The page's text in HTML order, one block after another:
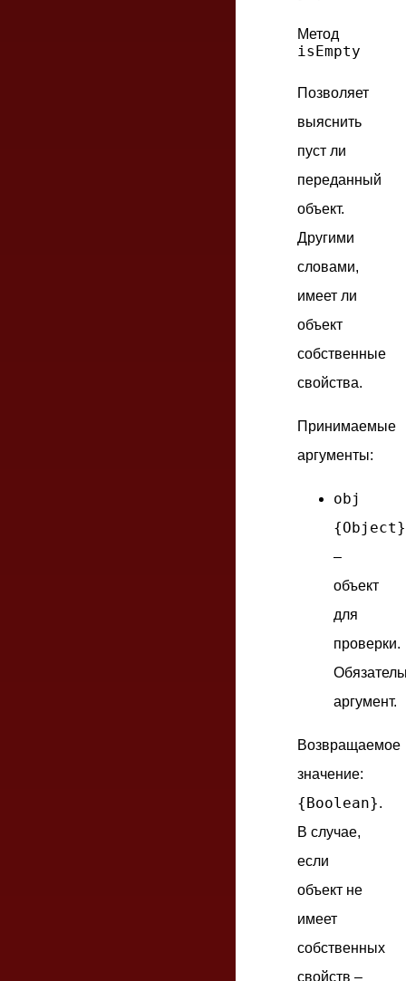
Метод
isEmpty
Позволяет
выяснить
пуст ли
переданный
объект.
Другими
словами,
имеет ли
объект
собственные
свойства.
Принимаемые
аргументы:
obj
{Object}
–
объект
для
проверки.
аргумент.
Возвращаемое
значение:
{Boolean}.
В случае,
если
объект не
имеет
собственных
свойств –